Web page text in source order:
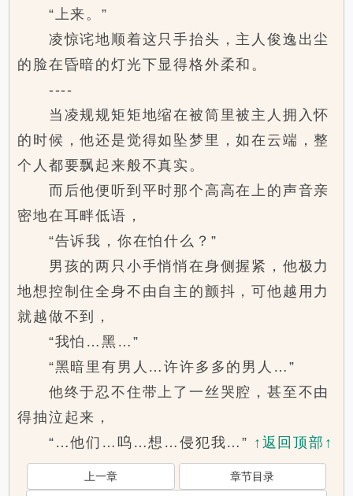
“上来。”
凌惊诧地顺着这只手抬头，主人俊逸出尘
的脸在昏暗的灯光下显得格外柔和。
----
当凌规规矩矩地缩在被筒里被主人拥入怀
的时候，他还是觉得如坠梦里，如在云端，整
个人都要飘起来般不真实。
而后他便听到平时那个高高在上的声音亲
密地在耳畔低语，
“告诉我，你在怕什么？”
男孩的两只小手悄悄在身侧握紧，他极力
地想控制住全身不由自主的颤抖，可他越用力
就越做不到，
“我怕…黑…”
“黑暗里有男人…许许多多的男人…”
他终于忍不住带上了一丝哭腔，甚至不由
得抽泣起来，
“…他们…呜…想…侵犯我…” ↑返回顶部↑
上一章 章节目录